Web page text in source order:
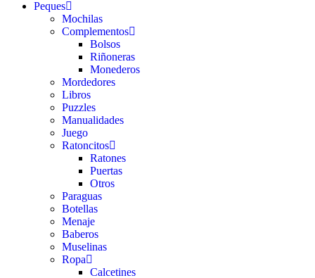
Peques
Mochilas
Complementos
Bolsos
Riñoneras
Monederos
Mordedores
Libros
Puzzles
Manualidades
Juego
Ratoncitos
Ratones
Puertas
Otros
Paraguas
Botellas
Menaje
Baberos
Muselinas
Ropa
Calcetines